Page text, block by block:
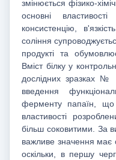
змінюється фізико-
основні
консистенцію,
соління
продукті та
Вміст білку у
дослідних зразках
введення
ферменту папаїн, що
властивості
більш соковитими. За
важливе значення має
оскільки, в першу